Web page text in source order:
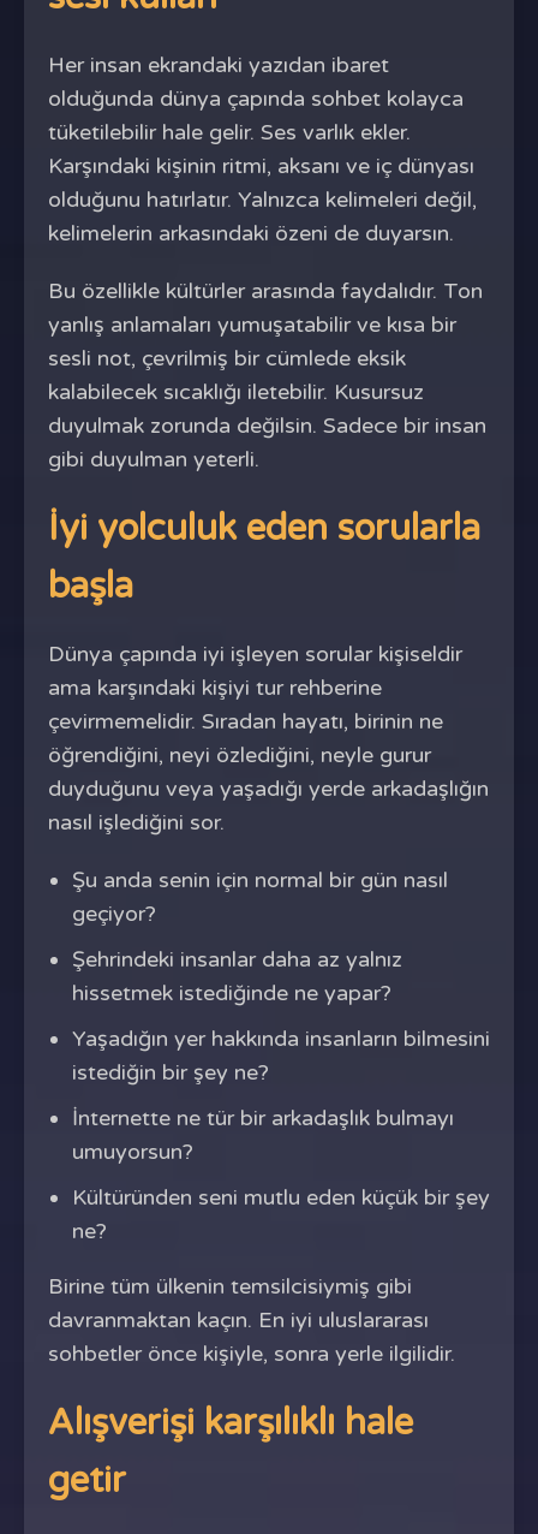
Her insan ekrandaki yazıdan ibaret
olduğunda dünya çapında sohbet kolayca
tüketilebilir hale gelir. Ses varlık ekler.
Karşındaki kişinin ritmi, aksanı ve iç dünyası
olduğunu hatırlatır. Yalnızca kelimeleri değil,
kelimelerin arkasındaki özeni de duyarsın.
Bu özellikle kültürler arasında faydalıdır. Ton
yanlış anlamaları yumuşatabilir ve kısa bir
sesli not, çevrilmiş bir cümlede eksik
kalabilecek sıcaklığı iletebilir. Kusursuz
duyulmak zorunda değilsin. Sadece bir insan
gibi duyulman yeterli.
İyi yolculuk eden sorularla
başla
Dünya çapında iyi işleyen sorular kişiseldir
ama karşındaki kişiyi tur rehberine
çevirmemelidir. Sıradan hayatı, birinin ne
öğrendiğini, neyi özlediğini, neyle gurur
duyduğunu veya yaşadığı yerde arkadaşlığın
nasıl işlediğini sor.
Şu anda senin için normal bir gün nasıl
geçiyor?
Şehrindeki insanlar daha az yalnız
hissetmek istediğinde ne yapar?
Yaşadığın yer hakkında insanların bilmesini
istediğin bir şey ne?
İnternette ne tür bir arkadaşlık bulmayı
umuyorsun?
Kültüründen seni mutlu eden küçük bir şey
ne?
Birine tüm ülkenin temsilcisiymiş gibi
davranmaktan kaçın. En iyi uluslararası
sohbetler önce kişiyle, sonra yerle ilgilidir.
Alışverişi karşılıklı hale
getir